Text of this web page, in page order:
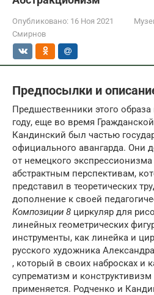
Опубликовано: 16 Ноя 2021
Смирнов
Предпосылки и
Предшественники этого
году, еще во время
Кандинский был частью
официального авангарда. Они
от немецкого
абстрактным перспективам,
представил в теоретических
дополнение к своей
Композиции 8 циркуляр для
линейных геометрических
инструменты, как линейка и
русского художника
, который в своих набросках и
супрематизм и конструктивизм
применяется. Родченко и